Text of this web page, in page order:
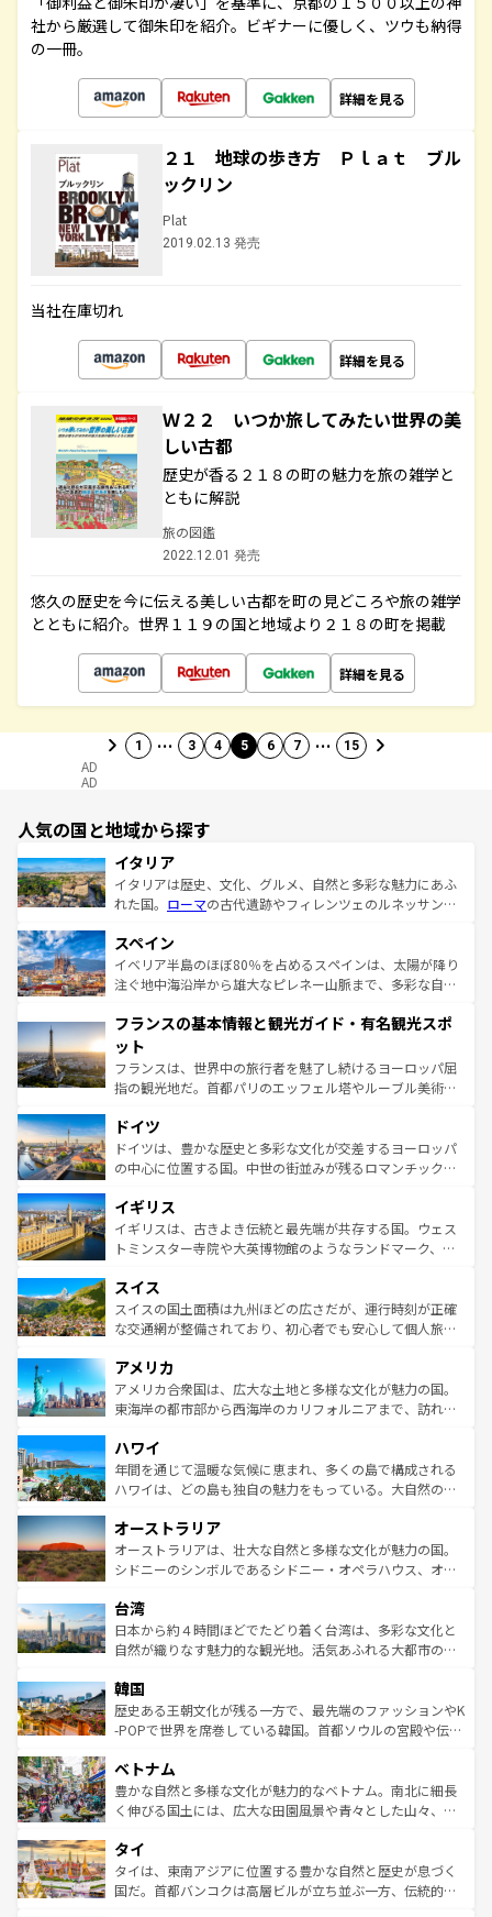
社から厳選して御朱印を紹介。ビギナーに優しく、ツウも納得
の一冊。
詳細を見る
２１ 地球の歩き方 Ｐｌａｔ ブル
ックリン
Plat
2019.02.13 発売
当社在庫切れ
詳細を見る
Ｗ２２ いつか旅してみたい世界の美
しい古都
歴史が香る２１８の町の魅力を旅の雑学と
ともに解説
旅の図鑑
2022.12.01 発売
悠久の歴史を今に伝える美しい古都を町の見どころや旅の雑学
とともに紹介。世界１１９の国と地域より２１８の町を掲載
詳細を見る
1 … 3 4 5 6 7 … 15
AD
AD
人気の国と地域から探す
イタリア
イタリアは歴史、文化、グルメ、自然と多彩な魅力にあふ
れた国。 ローマの古代遺跡やフィレンツェのルネッサンス
ろん、トスカーナの美しい田園風景やアマルフィ海岸の絶
景など、自然景観も見逃せない。観光の合間には、本場の
ピザやパスタなど、絶品のイタリア料理を堪能することも
ませてくれるイタリアで、忘れられない旅をしてみよう！
なお、新着のイタリア情報は
しい。
スペイン
イベリア半島のほぼ80％を占めるスペインは、太陽が降り
注ぐ地中海沿岸から雄大なピレネー山脈まで、多彩な自然
文化が根付くこの国では、情熱的なフラメンコ、熱気あふ
れる闘牛、そして美味しいタパスが生活の一部となってい
る。首都マドリードの洗練された雰囲気や、バルセロナの
アートに溢れた街角から、地方では古代ローマ遺跡や中世
せる。地方によって風土や気候が異なるスペインはその個
性で訪れる人を魅了する。 なお、新着のスペイン情報は コ
ンテンツ一覧を参照してほしい。
フランスの基本情報と観光ガイド・有名観光スポ
ット
フランスは、世界中の旅行者を魅了し続けるヨーロッパ屈
指の観光地だ。首都パリのエッフェル塔やルーブル美術館
で、幅広い魅力が詰まっている。華麗な宮殿、歴史的な大
聖堂、美しいビーチ、そして豊かな自然が、訪れる者を心
から魅了する。また、フランスは美食の国としても知ら
いる。シャンパンの発祥地であるランス、プロヴァンスの
香り高いラベンダー畑など、多彩な楽しみ方が可能だ。さ
らに、パリ以外の地域にも魅力が溢れており、どの街角に
れる地方に足を運ぶとそれぞれで全く異なる文化を体験で
きるだろう。 なお、新着のフランス情報はコンテンツ一覧
を参照してほしい。
ドイツ
ドイツは、豊かな歴史と多彩な文化が交差するヨーロッパ
の中心に位置する国。中世の街並みが残るロマンチック街
顔を持つこの国は、どこを歩いても飽きることがない。ベ
ルリンの文化的活気、バイエルン州のアルプスの絶景、そ
してライン川沿いのワイン畑といった風景は必見。ビール
は、お酒好きな人にはぜひ体験してほしい。 なお、新着の
ドイツ情報はコンテンツ一覧を参照してほしい。
イギリス
イギリスは、古きよき伝統と最先端が共存する国。ウェス
トミンスター寺院や大英博物館のようなランドマーク、歴
リアごとに異なる魅力がある。また、優雅なアフタヌーン
ティー、ビール好きにはたまらない英国パブ、サッカー観
戦など、本場だからこそできる体験も豊富。イギリスを旅
ンツ一覧を参照してほしい。
スイス
スイスの国土面積は九州ほどの広さだが、運行時刻が正確
な交通網が整備されており、初心者でも安心して個人旅行
の建物がそのまま残る町や、スイスならではのユニークな
博物館もあり、アルプス観光だけでなく町歩きも満喫する
ことができる。国民の所得が高いため物価も高いが、旅行
ば市内交通費無料で観光を楽しむこともできる。 なお、新
着のスイス情報はコンテンツ一覧 を参照してほしい。
アメリカ
アメリカ合衆国は、広大な土地と多様な文化が魅力の国。
東海岸の都市部から西海岸のカリフォルニアまで、訪れる
のような巨大都市は、観光、ショッピング、エンターテイ
ンメントが詰まった刺激的なスポットだ。一方、アメリカ
西部には大自然が広がり、グランドキャニオンやイエロー
部のニューオーリンズでは、音楽と美食が融合した独特の
文化が魅力。旅行者はアメリカの各地域で異なる魅力を楽
しみながら、その多様性と豊かな歴史を感じることができ
ならではの贅沢な旅のスタイルだ。 なお、新着のアメリカ
情報はコンテンツ一覧を参照してほしい。
ハワイ
年間を通じて温暖な気候に恵まれ、多くの島で構成される
ハワイは、どの島も独自の魅力をもっている。大自然の神
ワイ島は見逃せない。また、定番の観光地といえばオアフ
島だが、静かな自然を求めるならマウイ島やカウアイ島が
おすすめ。エメラルドグリーンに輝く海をはじめ、豊かな
れるおもてなしの心で訪れる人々を迎えてくれるハワイの
人々、おいしいローカルフードやハワイアンミュージッ
ク、伝統的なフラダンスなど、すべてがハワイの魅力を彩
ワイを、存分に味わってほしい。 なお、新着のハワイ情報
はコンテンツ一覧を参照してほしい。
オーストラリア
オーストラリアは、壮大な自然と多様な文化が魅力の国。
シドニーのシンボルであるシドニー・オペラハウス、オー
リアリーフや大陸中央部にそびえるウルル（エアーズロッ
ク）、タスマニアの美しい原生林やケアンズの熱帯雨林な
ど、見どころがたくさん。また、カフェやワイン、オージ
いる。アクティビティも充実しており、サーフィンやダイ
ビング、ハイキングなど、アウトドア好きにはたまらな
い。オーストラリアの多彩な魅力を存分に味わいつくそ
参照してほしい。
台湾
日本から約４時間ほどでたどり着く台湾は、多彩な文化と
自然が織りなす魅力的な観光地。活気あふれる大都市の台
ン）、静ひつな山岳地帯である台湾東部など、都市の喧騒
と山間の静けさが共存しており、訪れる人に新しい発見と
驚きをもたらしてくれる。また、奥深い台湾の食文化も魅
容にもいいと評判のスイーツなど、バラエティ豊かな料理
が味わえる。 なお、新着の台湾情報は コンテンツ一覧を参
照してほしい。
韓国
歴史ある王朝文化が残る一方で、最先端のファッションやK
-POPで世界を席巻している韓国。首都ソウルの宮殿や伝統
き、地方に足を延ばせば四季折々の自然美を楽しむことが
できる。そして、キムチや焼肉、絶品のストリートフード
まで、さまざまな韓国料理が待っている。夜には、韓国な
リティに包まれながら、韓国の多彩な魅力を心ゆくまで味
わってみてほしい。 なお、新着の韓国情報はコンテンツ一
覧を参照してほしい。
ベトナム
豊かな自然と多様な文化が魅力的なベトナム。南北に細長
く伸びる国土には、広大な田園風景や青々とした山々、世
急速な発展と共に伝統が息づく。ハノイの古い町並みやホ
ーチミン市のフランス統治時代の建物も、独特の雰囲気を
醸し出している。また、バラエティの豊かさとおいしさで
タイ
タイは、東南アジアに位置する豊かな自然と歴史が息づく
国だ。首都バンコクは高層ビルが立ち並ぶ一方、伝統的な